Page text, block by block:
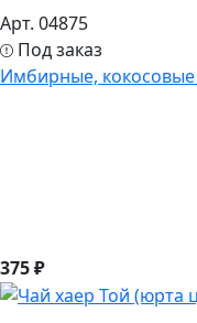
Арт. 04875
Под заказ
Имбирные, кокосовые
375 ₽